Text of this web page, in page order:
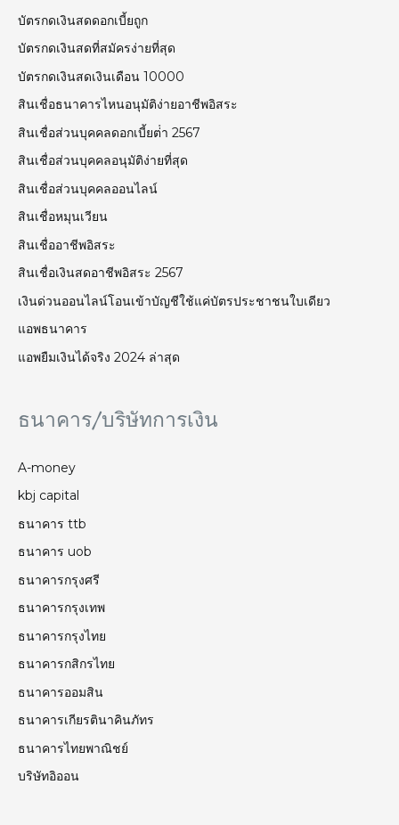
บัตรกดเงินสดดอกเบี้ยถูก
บัตรกดเงินสดที่สมัครง่ายที่สุด
บัตรกดเงินสดเงินเดือน 10000
สินเชื่อธนาคารไหนอนุมัติง่ายอาชีพอิสระ
สินเชื่อส่วนบุคคลดอกเบี้ยต่ํา 2567
สินเชื่อส่วนบุคคลอนุมัติง่ายที่สุด
สินเชื่อส่วนบุคคลออนไลน์
สินเชื่อหมุนเวียน
สินเชื่ออาชีพอิสระ
สินเชื่อเงินสดอาชีพอิสระ 2567
เงินด่วนออนไลน์โอนเข้าบัญชีใช้แค่บัตรประชาชนใบเดียว
แอพธนาคาร
แอพยืมเงินได้จริง 2024 ล่าสุด
ธนาคาร/บริษัทการเงิน
A-money
kbj capital
ธนาคาร ttb
ธนาคาร uob
ธนาคารกรุงศรี
ธนาคารกรุงเทพ
ธนาคารกรุงไทย
ธนาคารกสิกรไทย
ธนาคารออมสิน
ธนาคารเกียรตินาคินภัทร
ธนาคารไทยพาณิชย์
บริษัทอิออน